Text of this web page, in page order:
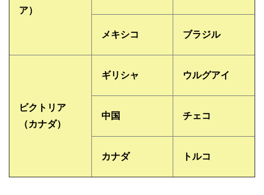
ア）
メキシコ ブラジル
ビクトリア
（カナダ）
ギリシャ ウルグアイ
中国 チェコ
カナダ トルコ